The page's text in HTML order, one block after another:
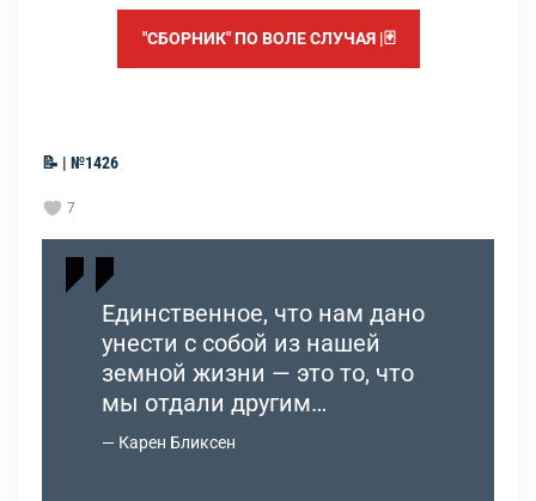
"СБОРНИК" ПО ВОЛЕ СЛУЧАЯ |🃏
📝 | №1426
7
Единственное, что нам дано
унести с собой из нашей
земной жизни — это то, что
мы отдали другим…
Карен Бликсен